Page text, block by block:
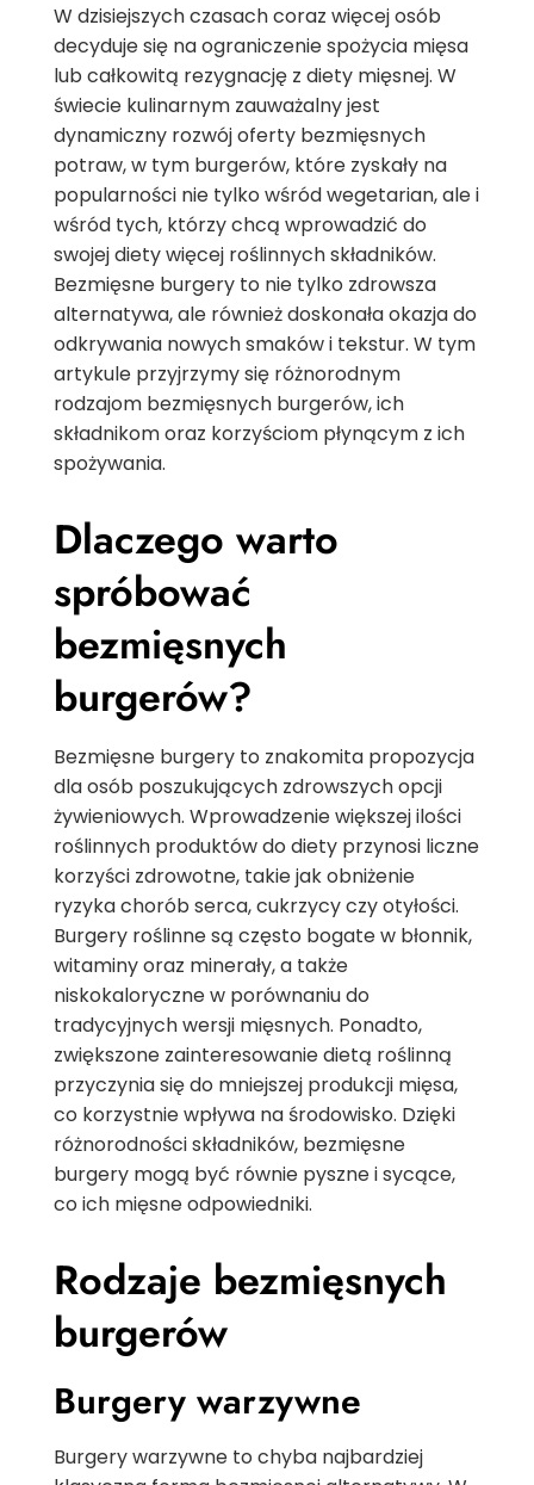
W dzisiejszych czasach coraz więcej osób
decyduje się na ograniczenie spożycia mięsa
lub całkowitą rezygnację z diety mięsnej. W
świecie kulinarnym zauważalny jest
dynamiczny rozwój oferty bezmięsnych
potraw, w tym burgerów, które zyskały na
popularności nie tylko wśród wegetarian, ale i
wśród tych, którzy chcą wprowadzić do
swojej diety więcej roślinnych składników.
Bezmięsne burgery to nie tylko zdrowsza
alternatywa, ale również doskonała okazja do
odkrywania nowych smaków i tekstur. W tym
artykule przyjrzymy się różnorodnym
rodzajom bezmięsnych burgerów, ich
składnikom oraz korzyściom płynącym z ich
spożywania.
Dlaczego warto
spróbować
bezmięsnych
burgerów?
Bezmięsne burgery to znakomita propozycja
dla osób poszukujących zdrowszych opcji
żywieniowych. Wprowadzenie większej ilości
roślinnych produktów do diety przynosi liczne
korzyści zdrowotne, takie jak obniżenie
ryzyka chorób serca, cukrzycy czy otyłości.
Burgery roślinne są często bogate w błonnik,
witaminy oraz minerały, a także
niskokaloryczne w porównaniu do
tradycyjnych wersji mięsnych. Ponadto,
zwiększone zainteresowanie dietą roślinną
przyczynia się do mniejszej produkcji mięsa,
co korzystnie wpływa na środowisko. Dzięki
różnorodności składników, bezmięsne
burgery mogą być równie pyszne i sycące,
co ich mięsne odpowiedniki.
Rodzaje bezmięsnych
burgerów
Burgery warzywne
Burgery warzywne to chyba najbardziej